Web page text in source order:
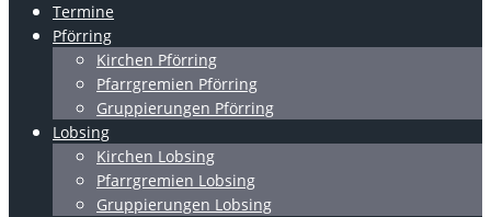
Termine
Pförring
Kirchen Pförring
Pfarrgremien Pförring
Gruppierungen Pförring
Lobsing
Kirchen Lobsing
Pfarrgremien Lobsing
Gruppierungen Lobsing